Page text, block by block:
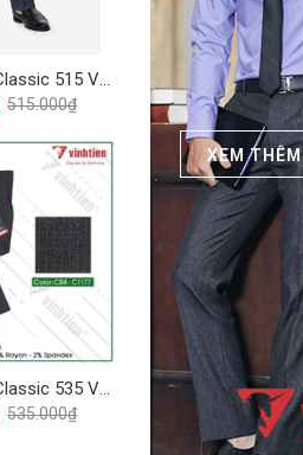
XEM THÊM
Quần Tây 0ly Classic 515 Vĩnh Tiến - Xám Xanh Muối Tiêu
515.000₫
Quần Tây 1ly Classic 535 Vĩnh Tiến - Nhiều Màu
535.000₫